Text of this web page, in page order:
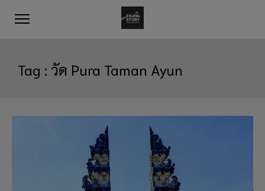
Tag :วัด Pura Taman Ayun